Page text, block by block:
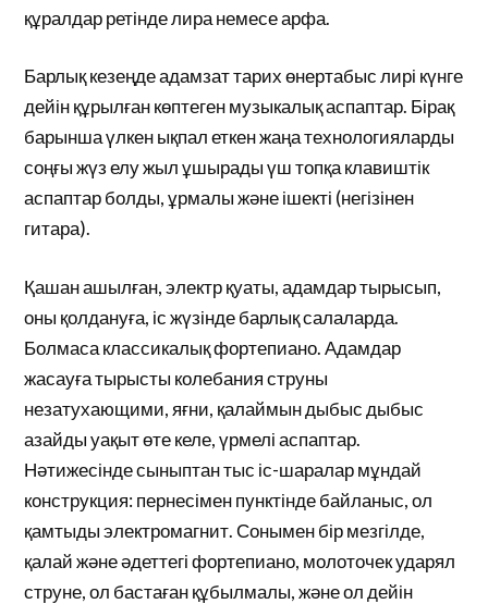
құралдар ретінде лира немесе арфа.
Барлық кезеңде адамзат тарих өнертабыс лирі күнге
дейін құрылған көптеген музыкалық аспаптар. Бірақ
барынша үлкен ықпал еткен жаңа технологияларды
соңғы жүз елу жыл ұшырады үш топқа клавиштік
аспаптар болды, ұрмалы және ішекті (негізінен
гитара).
Қашан ашылған, электр қуаты, адамдар тырысып,
оны қолдануға, іс жүзінде барлық салаларда.
Болмаса классикалық фортепиано. Адамдар
жасауға тырысты колебания струны
незатухающими, яғни, қалаймын дыбыс дыбыс
азайды уақыт өте келе, үрмелі аспаптар.
Нәтижесінде сыныптан тыс іс-шаралар мұндай
конструкция: пернесімен пунктінде байланыс, ол
қамтыды электромагнит. Сонымен бір мезгілде,
қалай және әдеттегі фортепиано, молоточек ударял
струне, ол бастаған құбылмалы, және ол дейін